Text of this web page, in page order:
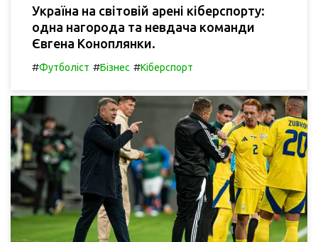
Україна на світовій арені кіберспорту:
одна нагорода та невдача команди
Євгена Коноплянки.
#Футболіст #Бізнес #Кіберспорт